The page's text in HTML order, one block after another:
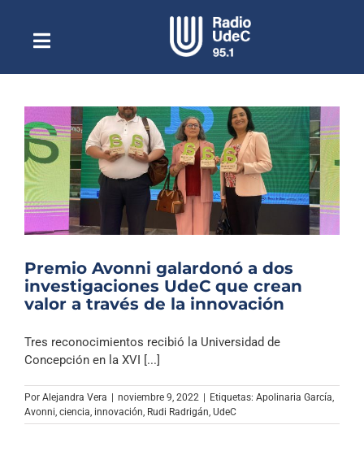
contenidoToggle
NavigationEscuchar Radio UdeC en vivo
Quiénes Somos
Programación
Podcast
Noticias
Columnas
Música Clásica
Especiales
Premio Avonni galardonó a dos
investigaciones UdeC que crean
valor a través de la innovación
Tres reconocimientos recibió la Universidad de
Concepción en la XVI [...]
Por Alejandra Vera | noviembre 9, 2022 | Etiquetas: Apolinaria García
Avonni ciencia innovación Rudi Radrigán UdeC